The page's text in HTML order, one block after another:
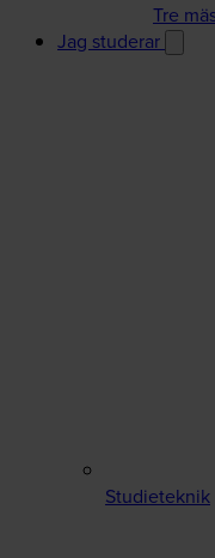
Tre
Jag studerar
Studieteknik